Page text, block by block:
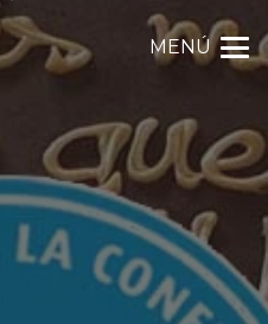
MENÚ